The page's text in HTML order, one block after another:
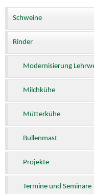
Schweine
Rinder
Modernisierung
Milchkühe
Mütterkühe
Bullenmast
Projekte
Termine und Seminare